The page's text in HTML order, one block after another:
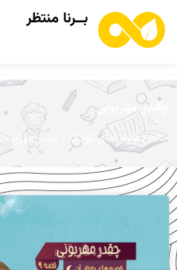
بــرنا منتظر
چقدر مهربونی
خانه/قصه های کودک / چقدر مهربونی